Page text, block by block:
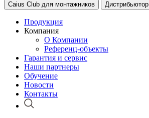
Caius Club для монтажников Дистрибьютор
Продукция
Компания
О Компании
Референц-объекты
Гарантия и сервис
Наши партнеры
Обучение
Новости
Контакты